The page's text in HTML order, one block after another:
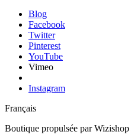
Blog
Facebook
Twitter
Pinterest
YouTube
Vimeo
Instagram
Français
Boutique propulsée parWizishop